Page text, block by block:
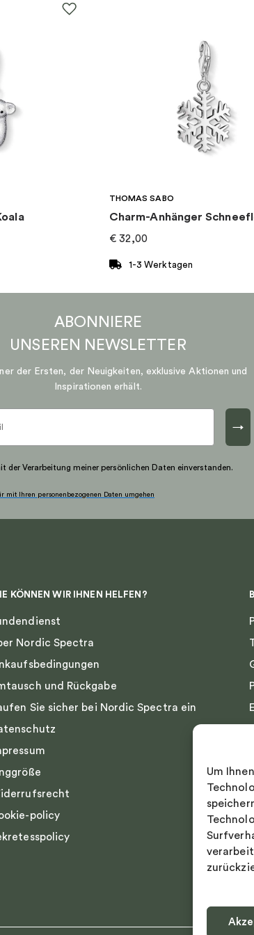
Um
THOMAS SABO
Charm-Anhänger
€ 32,00
1-3 Werktagen
ABONNIERE
UNSEREN NEWSLETTER
der Ersten, der Neuigkeiten, exklusive Aktionen und
Inspirationen erhält.
→
der Verarbeitung meiner persönlichen Daten einverstanden.
mit Ihren personenbezogenen Daten umgehen
KÖNNEN WIR IHNEN HELFEN?
Nordic Spectra
und Rückgabe
Sie sicher bei Nordic Spectra ein
policy